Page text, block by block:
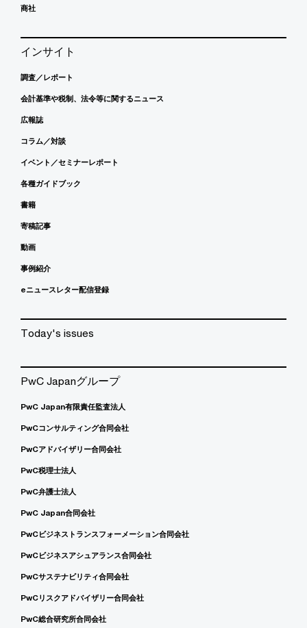
商社
インサイト
調査／レポート
会計基準や税制、法令等に関するニュース
広報誌
コラム／対談
イベント／セミナーレポート
各種ガイドブック
書籍
寄稿記事
動画
事例紹介
eニュースレター配信登録
Today's issues
PwC Japanグループ
PwC Japan有限責任監査法人
PwCコンサルティング合同会社
PwCアドバイザリー合同会社
PwC税理士法人
PwC弁護士法人
PwC Japan合同会社
PwCビジネストランスフォーメーション合同会社
PwCビジネスアシュアランス合同会社
PwCサステナビリティ合同会社
PwCリスクアドバイザリー合同会社
PwC総合研究所合同会社